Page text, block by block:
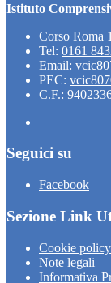
Istituto
Corso Roma
Tel: 0161
Email:
PEC:
C.F.:
Seguici su
Facebook
Sezione Link
Cookie policy
Note legali
Informativa